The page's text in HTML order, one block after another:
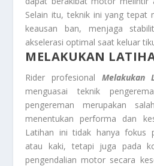
Selain itu, teknik ini yang tepat
keausan ban, menjaga
akselerasi optimal saat keluar
MELAKUKAN
Rider profesional Melakukan
menguasai teknik
pengereman merupakan
menentukan performa dan
Latihan ini tidak hanya fokus
atau kaki, tetapi juga pada
pengendalian motor secara